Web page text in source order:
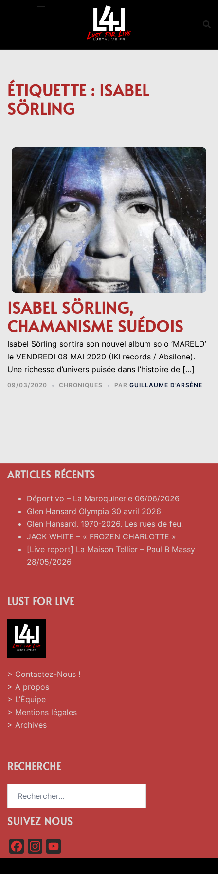
ÉTIQUETTE : ISABEL
SÖRLING
ISABEL SÖRLING,
CHAMANISME SUÉDOIS
Isabel Sörling sortira son nouvel album solo ‘MARELD’
le VENDREDI 08 MAI 2020 (IKI records / Absilone).
Une richesse d’univers puisée dans l’histoire de […]
09/03/2020 CHRONIQUES PAR GUILLAUME D’ARSÈNE
ARTICLES RÉCENTS
Déportivo – La Maroquinerie 06/06/2026
Glen Hansard Olympia 30 avril 2026
Glen Hansard. 1970-2026. Les rues de feu.
JACK WHITE – « FROZEN CHARLOTTE »
[Live report] La Maison Tellier – Paul B Massy
28/05/2026
LUST FOR LIVE
> Contactez-Nous !
> A propos
> L’Équipe
> Mentions légales
> Archives
RECHERCHE
SUIVEZ NOUS
a
n
o